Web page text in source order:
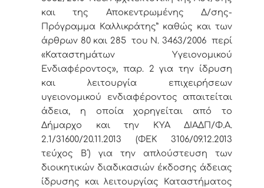
και της Αποκεντρωμένης Δ/σης-
Πρόγραμμα Καλλικράτης” καθώς και των
άρθρων 80 και 285 του Ν. 3463/2006 περί
«Καταστημάτων Υγειονομικού
Ενδιαφέροντος», παρ. 2 για την ίδρυση
και λειτουργία επιχειρήσεων
υγειονομικού ενδιαφέροντος απαιτείται
άδεια, η οποία χορηγείται από το
Δήμαρχο και την ΚΥΑ ΔΙΑΔΠ/Φ.Α.
2.1/31600/20.11.2013 (ΦΕΚ 3106/09.12.2013
τεύχος Β΄) για την απλούστευση των
διοικητικών διαδικασιών έκδοσης άδειας
ίδρυσης και λειτουργίας Καταστήματος